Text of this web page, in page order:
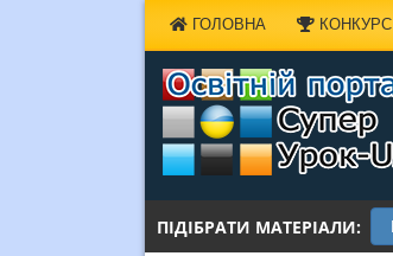
ГОЛОВНА КОНКУРС
ПІДІБРАТИ МАТЕРІАЛИ: